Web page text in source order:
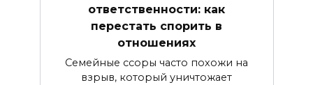
ответственности: как
перестать спорить в
отношениях
Семейные ссоры часто похожи на
взрыв, который уничтожает